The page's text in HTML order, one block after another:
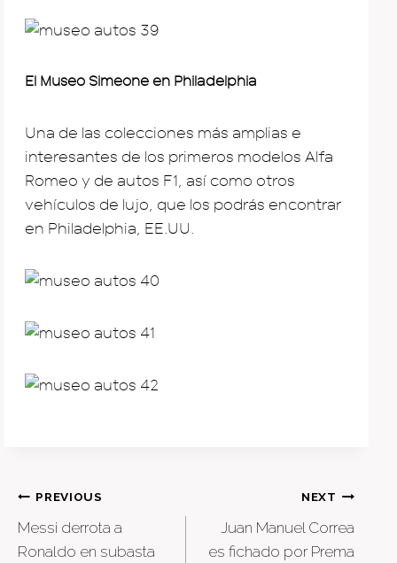
El Museo Simeone en Philadelphia
Una de las colecciones más amplias e
interesantes de los primeros modelos Alfa
Romeo y de autos F1, así como otros
vehículos de lujo, que los podrás encontrar
en Philadelphia, EE.UU.
Post
navigation
PREVIOUS
Messi derrota a
Ronaldo en subasta
NEXT
Juan Manuel Correa
es fichado por Prema